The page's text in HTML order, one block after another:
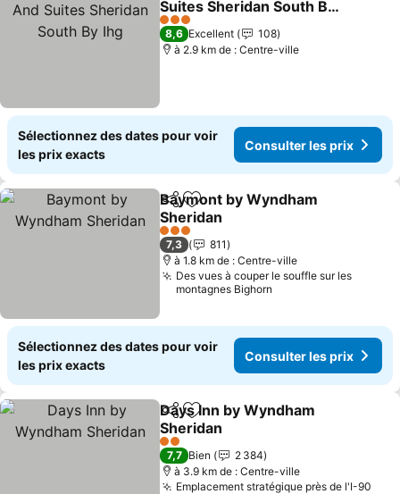
Suites Sheridan South By
Ihg
Consulter les prix
3 Étoiles
8,6 Excellent
108
à 2.9 km de : Centre-ville
Sélectionnez des dates pour voir
les prix exacts
Consulter les prix
PartagerAjouter à mes favoris
Baymont by Wyndham
Sheridan
Consulter les prix
3 Étoiles
7,3
811
à 1.8 km de : Centre-ville
Des vues à couper le souffle sur les
montagnes Bighorn
Sélectionnez des dates pour voir
les prix exacts
Consulter les prix
PartagerAjouter à mes favoris
Days Inn by Wyndham
Sheridan
Consulter les prix
2 Étoiles
7,7 Bien
2 384
à 3.9 km de : Centre-ville
Emplacement stratégique près de l'I-90